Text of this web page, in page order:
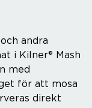
andra
i Kilner® Mash
med
för att mosa
direkt